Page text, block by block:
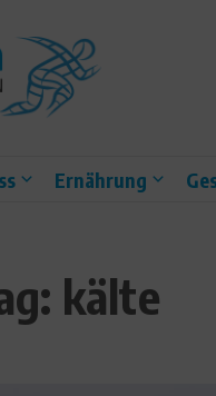
Ernährung
kälte